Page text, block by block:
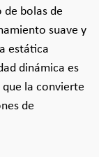
bolas de
suave y
estática
dinámica es
que la convierte
de